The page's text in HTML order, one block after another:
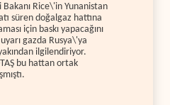
Bakanı Rice\'in Yunanistan
süren doğalgaz hattına
için baskı yapacağını
gazda Rusya\'ya
ilgilendiriyor.
bu hattan ortak